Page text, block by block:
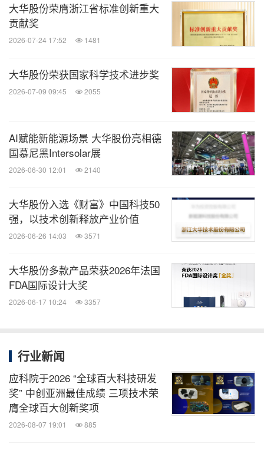
大华股份荣膺浙江省标准创新重大
贡献奖
2026-07-24 17:52 1481
大华股份荣获国家科学技术进步奖
2026-07-09 09:45 2055
AI赋能新能源场景 大华股份亮相德
国慕尼黑Intersolar展
2026-06-30 12:01 2140
大华股份入选《财富》中国科技50
强，以技术创新释放产业价值
2026-06-26 14:03 3571
大华股份多款产品荣获2026年法国
FDA国际设计大奖
2026-06-17 10:24 3357
行业新闻
应科院于2026 “全球百大科技研发
奖” 中创亚洲最佳成绩 三项技术荣
膺全球百大创新奖项
2026-08-07 19:01 885